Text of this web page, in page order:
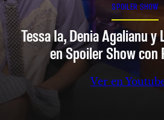
SPOILER SHOW
Tessa Ia, Denia Agalianu
en Spoiler Show con
Ver en